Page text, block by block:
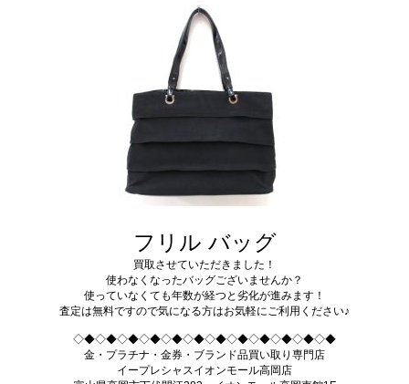
フリル バッグ
買取させていただきました！
使わなくなったバッグございませんか？
使っていなくても年数が経つと劣化が進みます！
査定は無料ですので気になる方はお気軽にご利用ください♪
◇◆◇◆◇◆◇◆◇◆◇◆◇◆◇◆◇◆◇◆◇◆◇◆
金・プラチナ・金券・ブランド品買い取り専門店
イープレシャスイオンモール高岡店